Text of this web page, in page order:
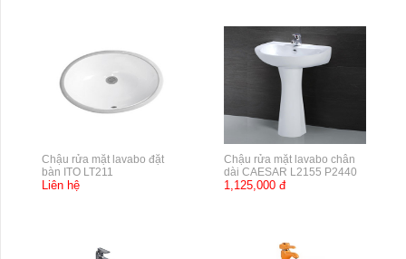
Chậu rửa mặt lavabo đặt
bàn ITO LT211
Liên hệ
Chậu rửa mặt lavabo chân
dài CAESAR L2155 P2440
1,125,000 đ